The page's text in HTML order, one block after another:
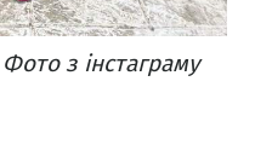
з інстаграму